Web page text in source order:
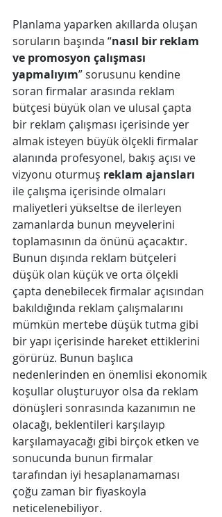
Planlama yaparken akıllarda oluşan
soruların başında “nasıl bir reklam
ve promosyon çalışması
yapmalıyım” sorusunu kendine
soran firmalar arasında reklam
bütçesi büyük olan ve ulusal çapta
bir reklam çalışması içerisinde yer
almak isteyen büyük ölçekli firmalar
alanında profesyonel, bakış açısı ve
vizyonu oturmuş reklam ajansları
ile çalışma içerisinde olmaları
maliyetleri yükseltse de ilerleyen
zamanlarda bunun meyvelerini
toplamasının da önünü açacaktır.
Bunun dışında reklam bütçeleri
düşük olan küçük ve orta ölçekli
çapta denebilecek firmalar açısından
bakıldığında reklam çalışmalarını
mümkün mertebe düşük tutma gibi
bir yapı içerisinde hareket ettiklerini
görürüz. Bunun başlıca
nedenlerinden en önemlisi ekonomik
koşullar oluşturuyor olsa da reklam
dönüşleri sonrasında kazanımın ne
olacağı, beklentileri karşılayıp
karşılamayacağı gibi birçok etken ve
sonucunda bunun firmalar
tarafından iyi hesaplanamaması
çoğu zaman bir fiyaskoyla
neticelenebiliyor.